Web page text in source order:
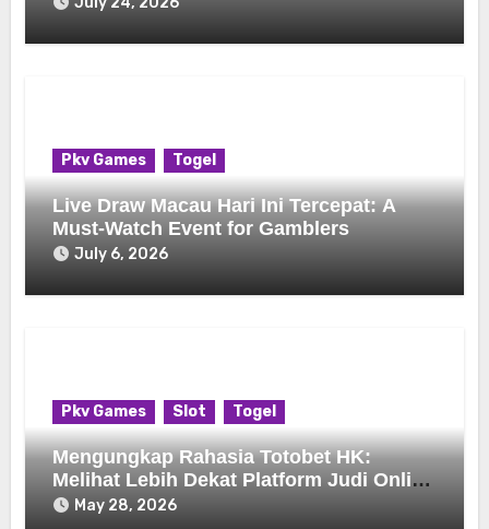
Pkv Games Togel
Live Draw Macau Hari Ini Tercepat: A
Must-Watch Event for Gamblers
July 6, 2026
Pkv Games Slot Togel
Mengungkap Rahasia Totobet HK:
Melihat Lebih Dekat Platform Judi Online
Populer
May 28, 2026